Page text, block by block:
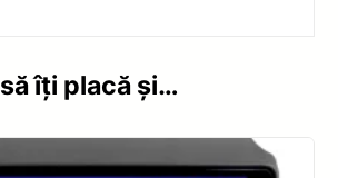
îți placă și…